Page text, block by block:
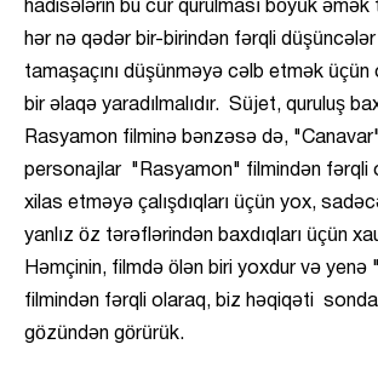
hadisələrin bu cür qurulması böyük əmək
hər nə qədər bir-birindən fərqli
tamaşaçını düşünməyə cəlb etmək üçün
bir əlaqə yaradılmalıdır. Süjet, quruluş
Rasyamon filminə bənzəsə də,
personajlar "Rasyamon" filmindən fərqli
xilas etməyə çalışdıqları üçün yox,
yanlız öz tərəflərindən baxdıqları üçün
Həmçinin, filmdə ölən biri yoxdur və yenə
filmindən fərqli olaraq, biz həqiqəti
gözündən görürük.